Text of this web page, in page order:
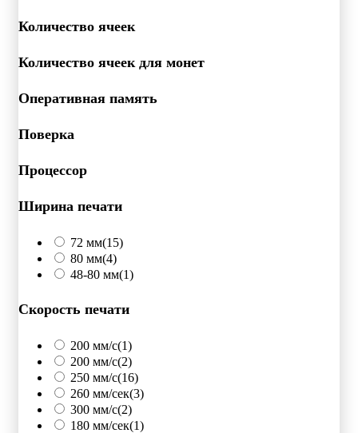
Количество ячеек
Количество ячеек для монет
Оперативная память
Поверка
Процессор
Ширина печати
72 мм(15)
80 мм(4)
48-80 мм(1)
Скорость печати
200 мм/c(1)
200 мм/с(2)
250 мм/c(16)
260 мм/сек(3)
300 мм/с(2)
180 мм/сек(1)